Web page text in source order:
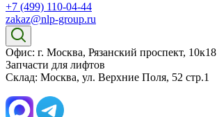
+7 (499) 110-04-44
zakaz@nlp-group.ru
Офис: г. Москва, Рязанский проспект, 10к18
Запчасти для лифтов
Склад: Москва, ул. Верхние Поля, 52 стр.1